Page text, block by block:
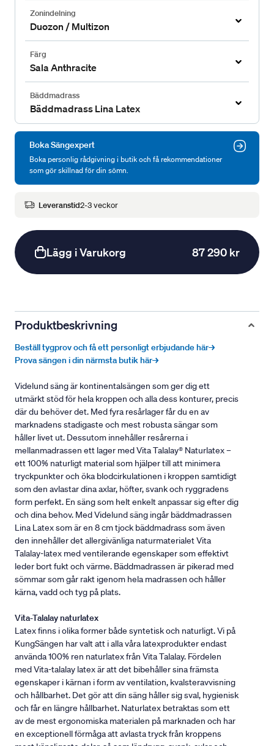
Zonindelning
Duozon / Multizon
Färg
Sala Anthracite
Bäddmadrass
Bäddmadrass Lina Latex
Boka Sängexpert
Boka personlig rådgivning i butik och få rekommendationer
som gör skillnad för din sömn.
Leveranstid2-3 veckor
Lägg i Varukorg 87 290 kr
Produktbeskrivning
Beställ tygprov och få ett personligt erbjudande här→
Prova sängen i din närmsta butik här→
Videlund säng är kontinentalsängen som ger dig ett
utmärkt stöd för hela kroppen och alla dess konturer, precis
där du behöver det. Med fyra resårlager får du en av
marknadens stadigaste och mest robusta sängar som
håller livet ut. Dessutom innehåller resårerna i
mellanmadrassen ett lager med Vita Talalay® Naturlatex –
ett 100% naturligt material som hjälper till att minimera
tryckpunkter och öka blodcirkulationen i kroppen samtidigt
som den avlastar dina axlar, höfter, svank och ryggradens
form perfekt. En säng som helt enkelt anpassar sig efter dig
och dina behov. Med Videlund säng ingår bäddmadrassen
Lina Latex som är en 8 cm tjock bäddmadrass som även
den innehåller det allergivänliga naturmaterialet Vita
Talalay-latex med ventilerande egenskaper som effektivt
leder bort fukt och värme. Bäddmadrassen är pikerad med
sömmar som går rakt igenom hela madrassen och håller
kärna, vadd och tyg på plats.
Vita-Talalay naturlatex
Latex finns i olika former både syntetisk och naturligt. Vi på
KungSängen har valt att i alla våra latexprodukter endast
använda 100% ren naturlatex från Vita Talalay. Fördelen
med Vita-talalay latex är att det bibehåller sina främsta
egenskaper i kärnan i form av ventilation, kvalsteravvisning
och hållbarhet. Det gör att din säng håller sig sval, hygienisk
och får en längre hållbarhet. Naturlatex betraktas som ett
av de mest ergonomiska materialen på marknaden och har
en exceptionell förmåga att avlasta tryck från kroppens